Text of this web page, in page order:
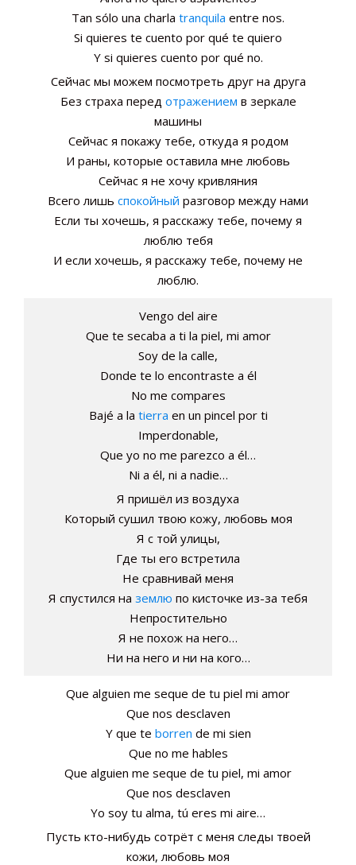
Tan sólo una charla tranquila entre nos.
Si quieres te cuento por qué te quiero
Y si quieres cuento por qué no.
Сейчас мы можем посмотреть друг на друга
Без страха перед отражением в зеркале
машины
Сейчас я покажу тебе, откуда я родом
И раны, которые оставила мне любовь
Сейчас я не хочу кривляния
Всего лишь спокойный разговор между нами
Если ты хочешь, я расскажу тебе, почему я
люблю тебя
И если хочешь, я расскажу тебе, почему не
люблю.
Vengo del aire
Que te secaba a ti la piel, mi amor
Soy de la calle,
Donde te lo encontraste a él
No me compares
Bajé a la tierra en un pincel por ti
Imperdonable,
Que yo no me parezco a él…
Ni a él, ni a nadie…
Я пришёл из воздуха
Который сушил твою кожу, любовь моя
Я с той улицы,
Где ты его встретила
Не сравнивай меня
Я спустился на землю по кисточке из-за тебя
Непростительно
Я не похож на него…
Ни на него и ни на кого…
Que alguien me seque de tu piel mi amor
Que nos desclaven
Y que te borren de mi sien
Que no me hables
Que alguien me seque de tu piel, mi amor
Que nos desclaven
Yo soy tu alma, tú eres mi aire…
Пусть кто-нибудь сотрёт с меня следы твоей
кожи, любовь моя